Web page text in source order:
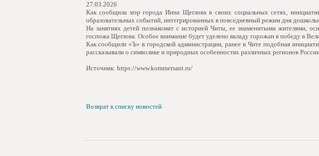
27.03.2026
Как сообщила мэр города Инна Щеглова в своих социальных сетях,
образовательных событий, интегрированных в повседневный режим дня
На занятиях детей познакомят с историей Читы, ее знаменитыми жителями,
госпожа Щеглова. Особое внимание будет уделено вкладу горожан в победу в
Как сообщили «Ъ» в городской администрации, ранее в Чите подобная
рассказывали о символике и природных особенностях различных регионов
Источник: https://www.kommersant.ru/
Возврат к списку новостей